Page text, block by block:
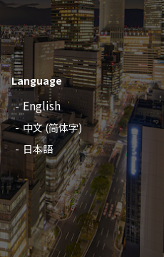
Language
English
中文 (简体字)
日本語